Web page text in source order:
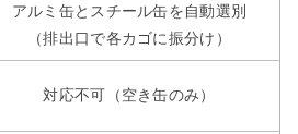
アルミ缶とスチール缶を自動選別
（排出口で各カゴに振分け）
対応不可（空き缶のみ）